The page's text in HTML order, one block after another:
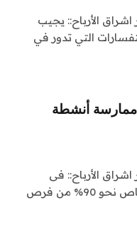
اشراق الأرباح:: يجيب
التي تدور في
ممارسة أنشطة
اشراق الأرباح:: فى
الاقتصادات النامية، يوفر القطاع الخاص نحو 90% من فرص